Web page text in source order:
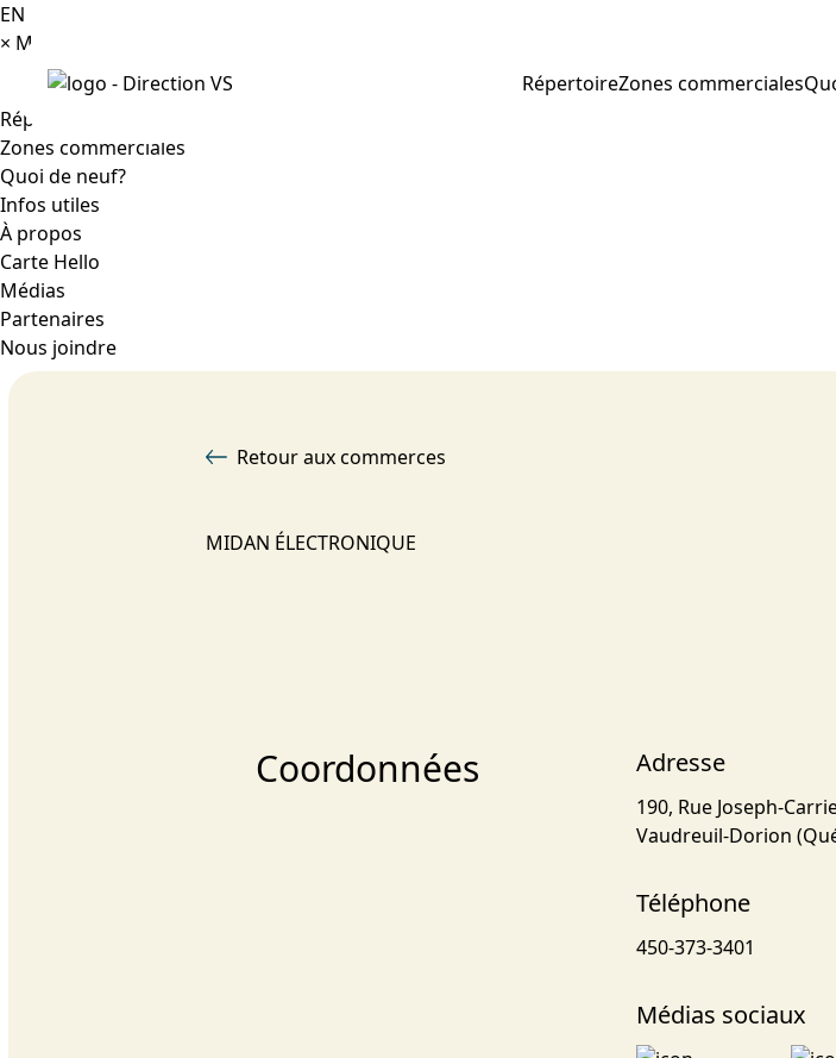
RépertoireZones commerciales
EN
× Menu
Répertoire
Zones commerciales
Quoi de neuf?
Infos utiles
À propos
Carte Hello
Médias
Partenaires
Nous joindre
Retour aux commerces
MIDAN ÉLECTRONIQUE
Coordonnées Adresse
190, Rue Joseph-
Vaudreuil-Dorion
Téléphone
450-373-3401
Médias sociaux